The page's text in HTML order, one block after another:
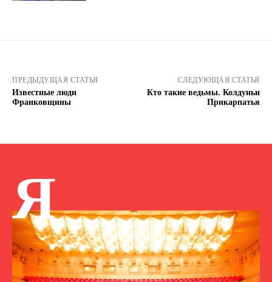
ПРЕДЫДУЩАЯ СТАТЬЯ
Известные люди
Франковщины
СЛЕДУЮЩАЯ СТАТЬЯ
Кто такие ведьмы. Колдуньи
Прикарпатья
Я